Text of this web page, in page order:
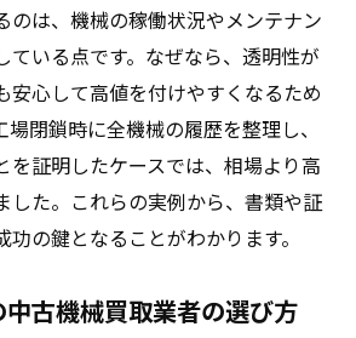
場を知って高値取引を目指す方
れた機械の価値を最大化するコ
めるための最新知識
場の最新動向と価格変動の特徴
のは、機械の稼働状況やメンテナン
ている点です。なぜなら、透明性が
安心して高値を付けやすくなるため
閉鎖時に全機械の履歴を整理し、
を証明したケースでは、相場より高
した。これらの実例から、書類や証
の鍵となることがわかります。
古機械買取業者の選び方